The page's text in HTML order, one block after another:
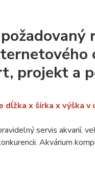
projekt a
dĺžka x šírka x výška
servis akvarií,
Akvárium